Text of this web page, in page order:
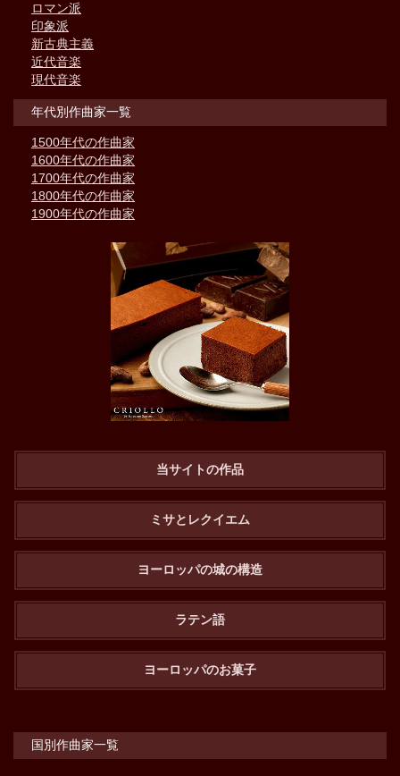
ロマン派
印象派
新古典主義
近代音楽
現代音楽
年代別作曲家一覧
1500年代の作曲家
1600年代の作曲家
1700年代の作曲家
1800年代の作曲家
1900年代の作曲家
当サイトの作品
ミサとレクイエム
ヨーロッパの城の構造
ラテン語
ヨーロッパのお菓子
国別作曲家一覧